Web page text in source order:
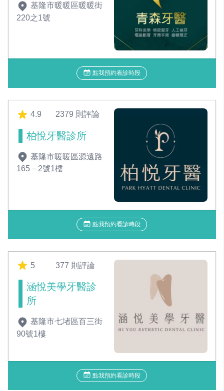
基隆市暖暖區暖暖街
220之1號
點我預約看診時段
4.9 2379 則評論
柏悅牙醫診所
基隆市暖暖區源遠路
165－2號1樓
點我預約看診時段
5 377 則評論
涵悅美學牙醫診
所
基隆市七堵區百三街
90號1樓
點我預約看診時段